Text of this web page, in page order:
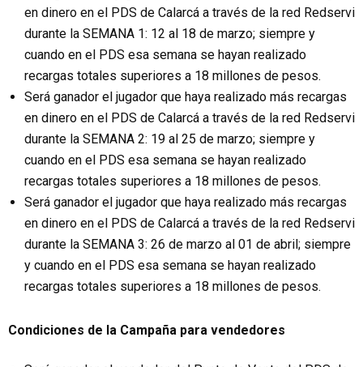
en dinero en el PDS de Calarcá a través de la red Redservi
durante la SEMANA 1: 12 al 18 de marzo; siempre y
cuando en el PDS esa semana se hayan realizado
recargas totales superiores a 18 millones de pesos.
Será ganador el jugador que haya realizado más recargas
en dinero en el PDS de Calarcá a través de la red Redservi
durante la SEMANA 2: 19 al 25 de marzo; siempre y
cuando en el PDS esa semana se hayan realizado
recargas totales superiores a 18 millones de pesos.
Será ganador el jugador que haya realizado más recargas
en dinero en el PDS de Calarcá a través de la red Redservi
durante la SEMANA 3: 26 de marzo al 01 de abril; siempre
y cuando en el PDS esa semana se hayan realizado
recargas totales superiores a 18 millones de pesos.
Condiciones de la Campaña para vendedores